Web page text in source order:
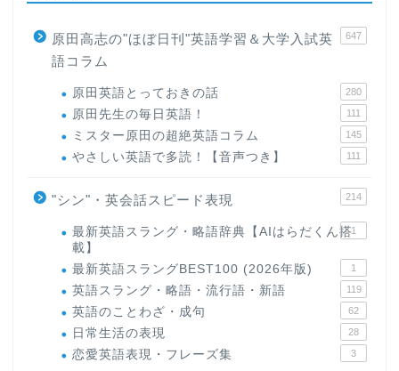
原田高志の"ほぼ日刊"英語学習＆大学入試英
語コラム
647
原田英語とっておきの話 280
原田先生の毎日英語！ 111
ミスター原田の超絶英語コラム 145
やさしい英語で多読！【音声つき】 111
"シン"・英会話スピード表現 214
最新英語スラング・略語辞典【AIはらだくん搭
載】
1
最新英語スラングBEST100 (2026年版) 1
英語スラング・略語・流行語・新語 119
英語のことわざ・成句 62
日常生活の表現 28
恋愛英語表現・フレーズ集 3